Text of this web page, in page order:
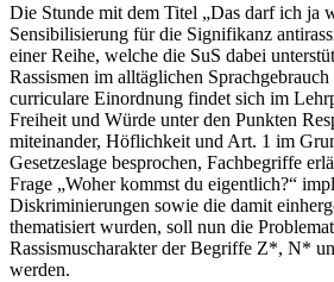
Die Stunde mit dem Titel „Das darf ich ja
Sensibilisierung für die Signifikanz
einer Reihe, welche die SuS dabei
Rassismen im alltäglichen
curriculare Einordnung findet sich im
Freiheit und Würde unter den Punkten
miteinander, Höflichkeit und Art. 1 im
Gesetzeslage besprochen, Fachbegriffe
Frage „Woher kommst du eigentlich?“
Diskriminierungen sowie die damit
thematisiert wurden, soll nun die
Rassismuscharakter der Begriffe Z*, N*
werden.